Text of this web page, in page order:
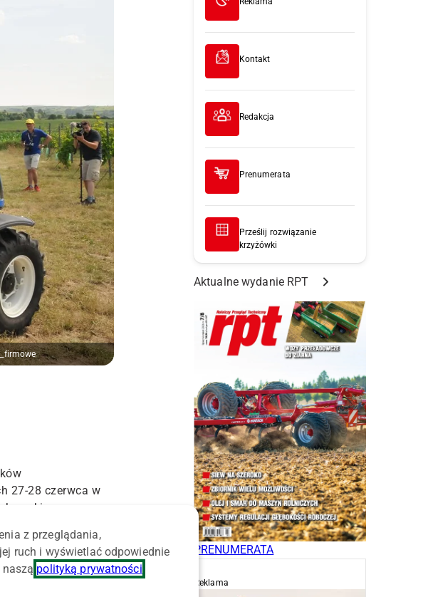
27-28 czerwca w
przeznaczonych
pokazów
traktoramiTD4.70F,
Kontakt
Redakcja
Prenumerata
Prześlij rozwiązanie
krzyżówki
Aktualne wydanie RPT
PRENUMERATA
Reklama
z przeglądania,
ruch i wyświetlać odpowiednie
polityką prywatności